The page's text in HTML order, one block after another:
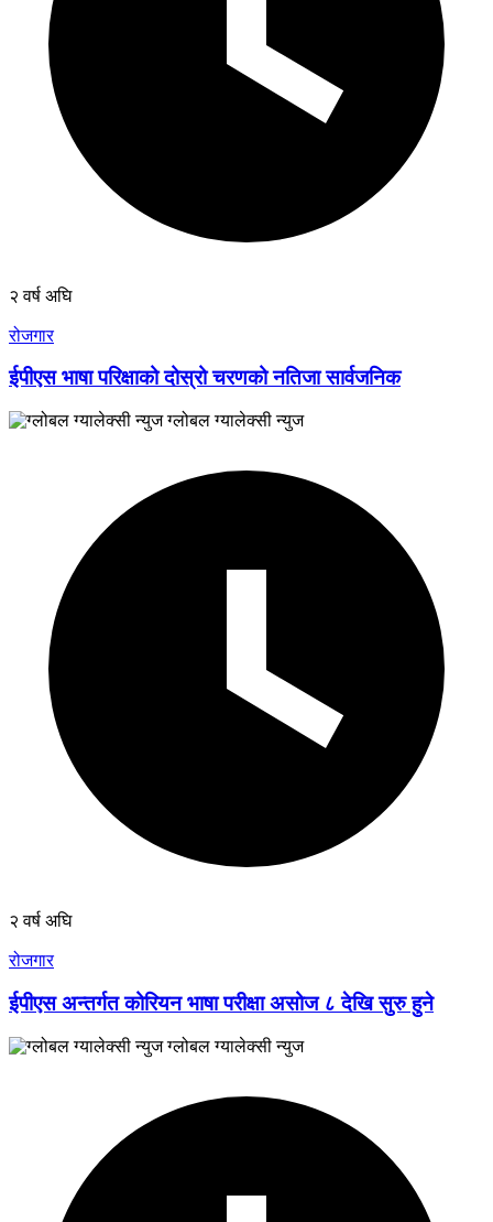
२ वर्ष अघि
रोजगार
ईपीएस भाषा परिक्षाको दोस्रो चरणको नतिजा सार्वजनिक
ग्लोबल ग्यालेक्सी न्युज
२ वर्ष अघि
रोजगार
ईपीएस अन्तर्गत कोरियन भाषा परीक्षा असोज ८ देखि सुरु हुने
ग्लोबल ग्यालेक्सी न्युज